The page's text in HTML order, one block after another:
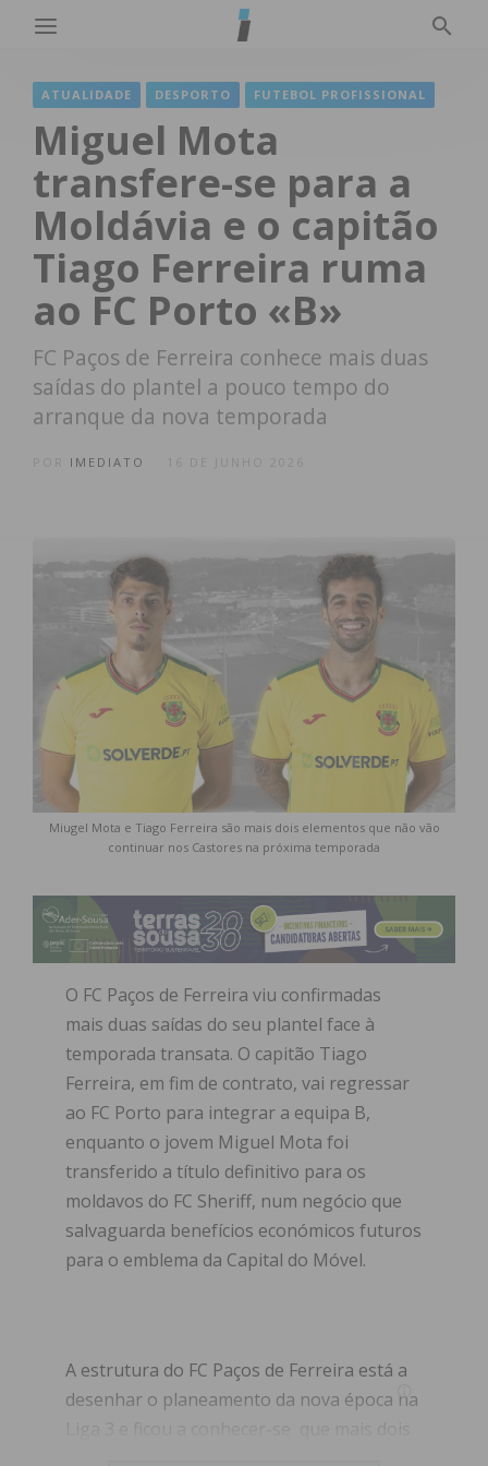
ATUALIDADE DESPORTO FUTEBOL PROFISSIONAL
Miguel Mota
transfere-se para a
Moldávia e o capitão
Tiago Ferreira ruma
ao FC Porto «B»
FC Paços de Ferreira conhece mais duas
saídas do plantel a pouco tempo do
arranque da nova temporada
IMEDIATO
Miugel Mota e Tiago Ferreira são mais dois elementos que não vão
continuar nos Castores na próxima temporada
O FC Paços de Ferreira viu confirmadas
mais duas saídas do seu plantel face à
temporada transata. O capitão Tiago
Ferreira, em fim de contrato, vai regressar
ao FC Porto para integrar a equipa B,
enquanto o jovem Miguel Mota foi
transferido a título definitivo para os
moldavos do FC Sheriff, num negócio que
salvaguarda benefícios económicos futuros
para o emblema da Capital do Móvel.
A estrutura do FC Paços de Ferreira está a
desenhar o planeamento da nova época na